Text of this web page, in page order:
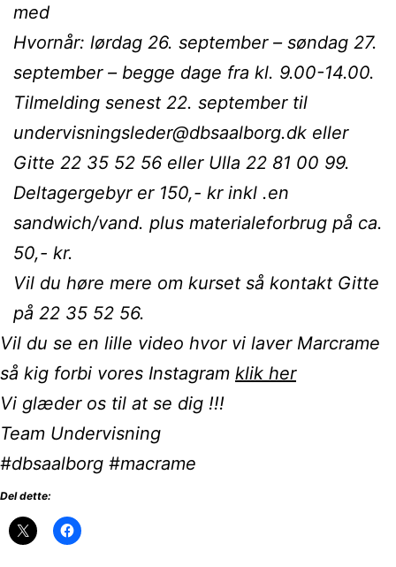
med
Hvornår: lørdag 26. september – søndag 27.
september – begge dage fra kl. 9.00-14.00.
Tilmelding senest 22. september til
undervisningsleder@dbsaalborg.dk eller
Gitte 22 35 52 56 eller Ulla 22 81 00 99.
Deltagergebyr er 150,- kr inkl .en
sandwich/vand. plus materialeforbrug på ca.
50,- kr.
Vil du høre mere om kurset så kontakt Gitte
på 22 35 52 56.
Vil du se en lille video hvor vi laver Marcrame
så kig forbi vores Instagram klik her
Vi glæder os til at se dig !!!
Team Undervisning
#dbsaalborg #macrame
Del dette: